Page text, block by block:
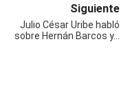
Siguiente
Julio César Uribe habló
sobre Hernán Barcos y…